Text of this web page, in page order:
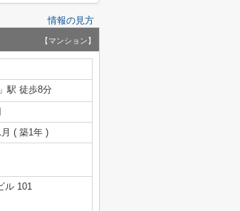
情報の見方
【マンション】
」駅 徒歩8分
( 築1年 )
ル 101